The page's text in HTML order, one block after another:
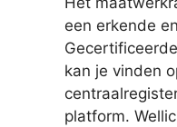
een erkende
kan je vinden
platform.